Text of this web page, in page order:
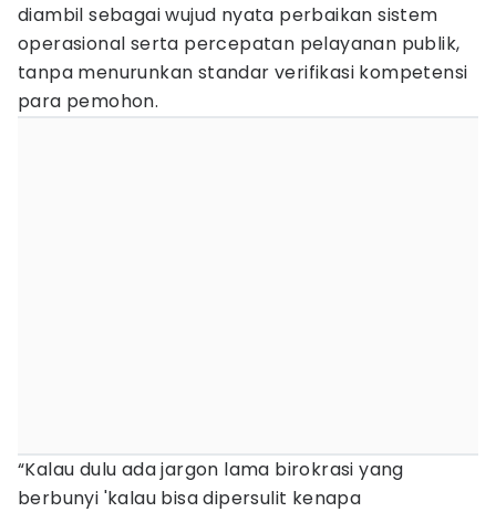
diambil sebagai wujud nyata perbaikan sistem
operasional serta percepatan pelayanan publik,
tanpa menurunkan standar verifikasi kompetensi
para pemohon.
“Kalau dulu ada jargon lama birokrasi yang
berbunyi 'kalau bisa dipersulit kenapa